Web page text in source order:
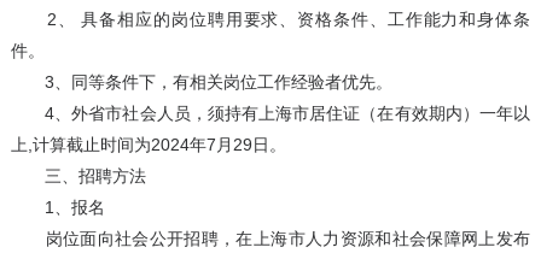
2、 具备相应的岗位聘用要求、资格条件、工作能力和身体条
件。
3、同等条件下，有相关岗位工作经验者优先。
4、外省市社会人员，须持有上海市居住证（在有效期内）一年以
上,计算截止时间为2024年7月29日。
三、招聘方法
1、报名
岗位面向社会公开招聘，在上海市人力资源和社会保障网上发布